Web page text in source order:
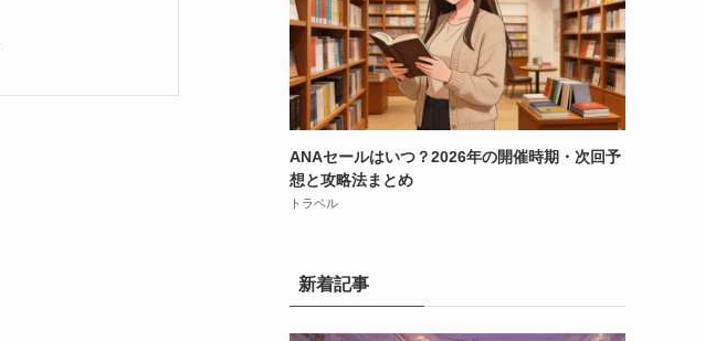
ANAセールはいつ？2026年の開催時期・次回予
想と攻略法まとめ
トラベル
新着記事